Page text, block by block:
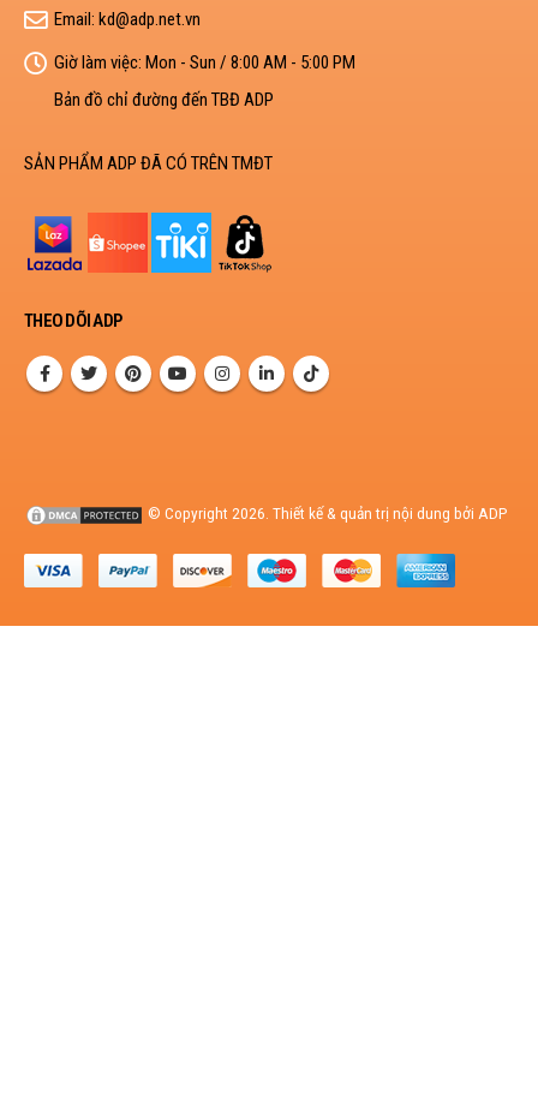
Email: kd@adp.net.vn
Giờ làm việc: Mon - Sun / 8:00 AM - 5:00 PM
Bản đồ chỉ đường đến TBĐ ADP
SẢN PHẨM ADP ĐÃ CÓ TRÊN TMĐT
THEO DÕI ADP
© Copyright 2026. Thiết kế & quản trị nội dung bởi ADP